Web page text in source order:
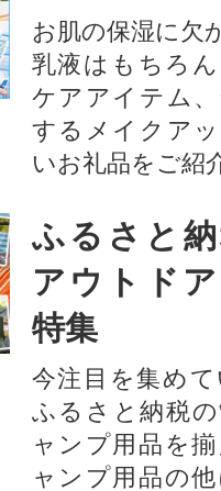
お肌の保湿に欠
乳液はもちろ
ケアアイテム
するメイクア
いお礼品をご紹
ふるさと
アウトド
特集
今注目を集め
ふるさと納税
ャンプ用品を
ャンプ用品の